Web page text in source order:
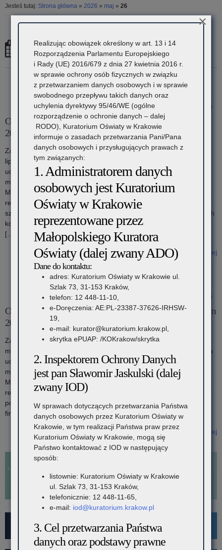
Jesteś tutaj: Strona główna » 2026 » maj » 26
26 maja, 2026
26 maja 2026
Organizacja konkursów tematycznych w roku szkolnym
2026/2027
Zarządzenie nr 51/26 Małopolskiego Kuratora Oświaty z dnia 27
lipca 2026 r. w sprawie organizacji konkursów tematycznych dla
uczniów klas IV-VIII szkół podstawowych województwa
małopolskiego w roku szkolnym 2026/2027 Komunikat
Małopolskiego Kuratora Oświaty w sprawie terminu opublikowania
regulaminów poszczególnych konkursów tematycznych na rok
szkolny 2026/2027 Uprawnienia laureatów i finalistów małopolskich
konkursów tematycznych Koordynator konkursów tematycznych:
[…]
Czytaj więcej
o: Organizacja konkursów tematycznych w roku szkolnym
26 maja 2026
Organizacja konkursów przedmiotowych w roku szkolnym
2026/2027
Zarządzenie nr 41/26 Małopolskiego Kuratora Oświaty z dnia 25
maja 2026 r. w sprawie organizacji konkursów przedmiotowych dla
uczniów klas IV-VIII szkół podstawowych województwa
małopolskiego w roku szkolnym 2026/2027 Komunikat
Małopolskiego Kuratora Oświaty w sprawie terminu opublikowania
regulaminów konkursów przedmiotowych dla uczniów szkół
podstawowych na rok szkolny 2026/2027 Uprawnienia laureatów i
finalistów małopolskich konkursów przedmiotowych […]
Czytaj więcej
o: Organizacja konkursów przedmiotowych w roku szkolnym
2026/2027
For Foreigners
Realizując obowiązek określony w art. 13 i 14
Rozporządzenia Parlamentu Europejskiego
i Rady (UE) 2016/679 z dnia 27 kwietnia 2016 r.
w sprawie ochrony osób fizycznych w związku
z przetwarzaniem danych osobowych i w sprawie
swobodnego przepływu takich danych oraz
uchylenia dyrektywy 95/46/WE (ogólne
rozporządzenie o ochronie danych – dalej
RODO), Kuratorium Oświaty w Krakowie
informuje o zasadach przetwarzania Pani/Pana
danych osobowych i przysługujących prawach z
tym związanych:
1. Administratorem danych
osobowych jest Kuratorium
Oświaty w Krakowie
reprezentowane przez
Małopolskiego Kuratora
Oświaty (dalej zwany ADO)
Dane do kontaktu:
adres: Kuratorium Oświaty w Krakowie ul.
Szlak 73, 31-153 Kraków,
telefon: 12 448-11-10,
e-Doręczenia: AE:PL-23387-37626-IRHSW-
19,
e-mail: kurator@kuratorium.krakow.pl,
skrytka ePUAP: /KOKrakow/skrytka
2. Inspektorem Ochrony Danych
jest pan Sławomir Jaskulski (dalej
zwany IOD)
W sprawach dotyczących przetwarzania Państwa
danych osobowych przez Kuratorium Oświaty w
Krakowie, w tym realizacji Państwa praw przez
Kuratorium Oświaty w Krakowie, mogą się
Państwo kontaktować z IOD w następujący
sposób:
listownie: Kuratorium Oświaty w Krakowie
ul. Szlak 73, 31-153 Kraków,
telefonicznie: 12 448-11-65,
e-mail: iod@kuratorium.krakow.pl
3. Cel przetwarzania Państwa
danych oraz podstawy prawne
×